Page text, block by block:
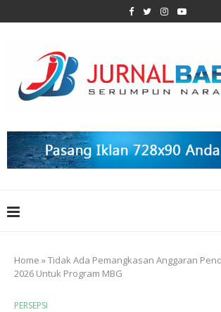
Home »Tidak Ada Pemangkasan Anggaran
2026 Untuk Program MBG
PERSEPSI